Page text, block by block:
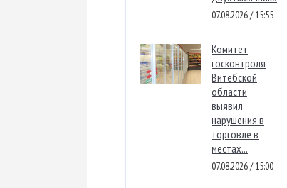
07.08.2026 / 15:55
Комитет
госконтроля
Витебской
области
выявил
нарушения в
торговле в
местах...
07.08.2026 / 15:00